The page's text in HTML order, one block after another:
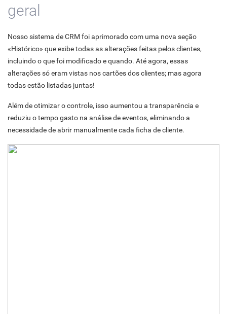
geral
Nosso sistema de CRM foi aprimorado com uma nova seção
«Histórico» que exibe todas as alterações feitas pelos clientes,
incluindo o que foi modificado e quando. Até agora, essas
alterações só eram vistas nos cartões dos clientes; mas agora
todas estão listadas juntas!
Além de otimizar o controle, isso aumentou a transparência e
reduziu o tempo gasto na análise de eventos, eliminando a
necessidade de abrir manualmente cada ficha de cliente.